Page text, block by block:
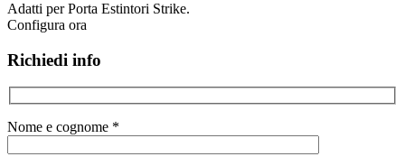
Adatti per Porta Estintori Strike.
Configura ora
Richiedi info
Nome e cognome *